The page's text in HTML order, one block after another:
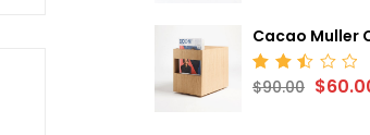
Cacao Muller
Rated
2.50
$90.00 $